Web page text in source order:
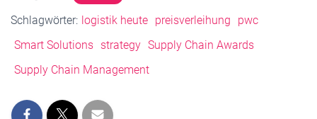
Schlagwörter: logistik heute preisverleihung
pwc
Smart Solutions strategy Supply Chain Awards
Supply Chain Management